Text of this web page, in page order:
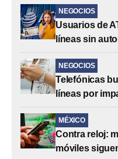
NEGOCIOS
Usuarios de
líneas sin
NEGOCIOS
Telefónicas
líneas por
MÉXICO
Contra reloj:
móviles